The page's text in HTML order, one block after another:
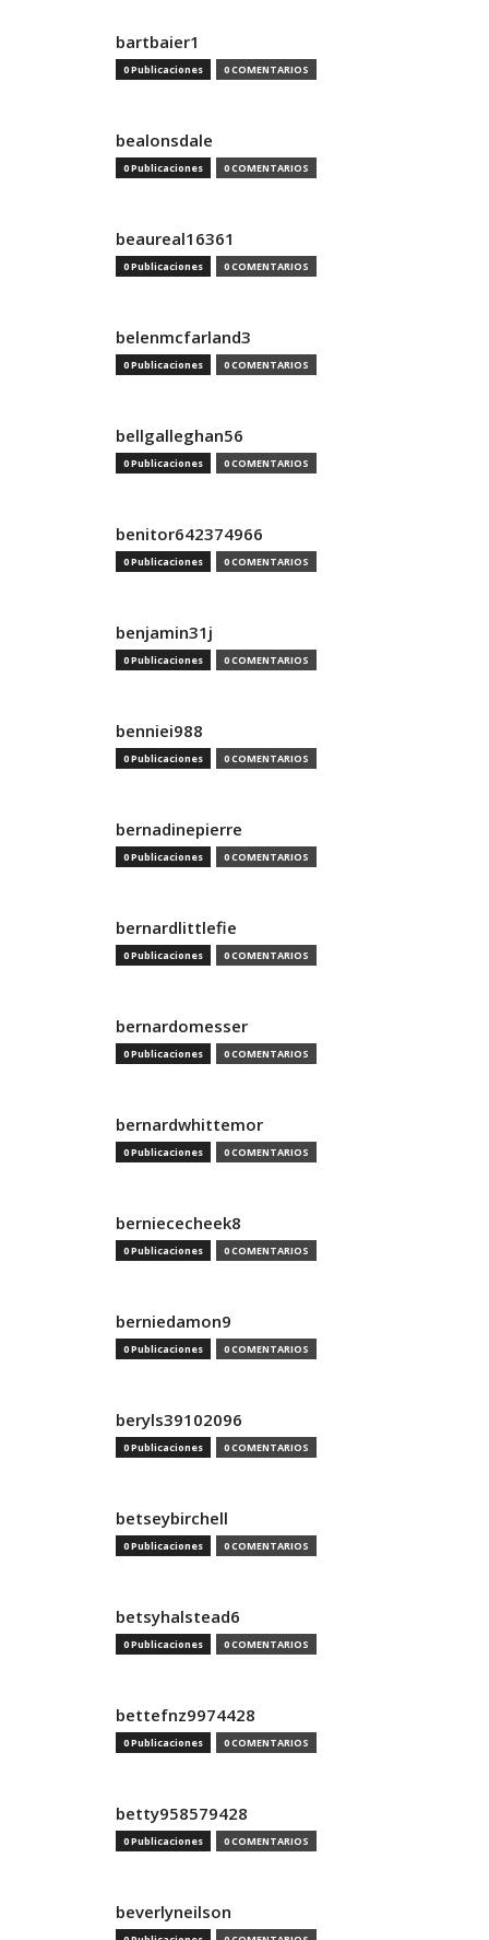
bartbaier1
0 Publicaciones 0 COMENTARIOS
bealonsdale
0 Publicaciones 0 COMENTARIOS
beaureal16361
0 Publicaciones 0 COMENTARIOS
belenmcfarland3
0 Publicaciones 0 COMENTARIOS
bellgalleghan56
0 Publicaciones 0 COMENTARIOS
benitor642374966
0 Publicaciones 0 COMENTARIOS
benjamin31j
0 Publicaciones 0 COMENTARIOS
benniei988
0 Publicaciones 0 COMENTARIOS
bernadinepierre
0 Publicaciones 0 COMENTARIOS
bernardlittlefie
0 Publicaciones 0 COMENTARIOS
bernardomesser
0 Publicaciones 0 COMENTARIOS
bernardwhittemor
0 Publicaciones 0 COMENTARIOS
berniececheek8
0 Publicaciones 0 COMENTARIOS
berniedamon9
0 Publicaciones 0 COMENTARIOS
beryls39102096
0 Publicaciones 0 COMENTARIOS
betseybirchell
0 Publicaciones 0 COMENTARIOS
betsyhalstead6
0 Publicaciones 0 COMENTARIOS
bettefnz9974428
0 Publicaciones 0 COMENTARIOS
betty958579428
0 Publicaciones 0 COMENTARIOS
beverlyneilson